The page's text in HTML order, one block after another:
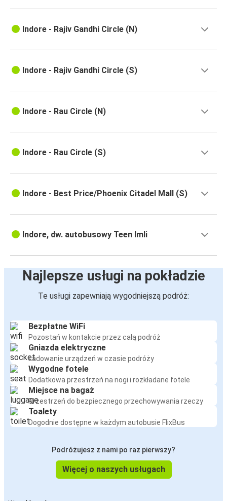
Indore - Rajiv Gandhi Circle (N)
Indore - Rajiv Gandhi Circle (S)
Indore - Rau Circle (N)
Indore - Rau Circle (S)
Indore - Best Price/Phoenix Citadel Mall (S)
Indore, dw. autobusowy Teen Imli
Najlepsze usługi na pokładzie
Te usługi zapewniają wygodniejszą podróż:
Bezpłatne WiFi
Pozostań w kontakcie przez całą podróż
Gniazda elektryczne
Ładowanie urządzeń w czasie podróży
Wygodne fotele
Dodatkowa przestrzeń na nogi i rozkładane fotele
Miejsce na bagaż
Przestrzeń do bezpiecznego przechowywania rzeczy
Toalety
Dogodnie dostępne w każdym autobusie FlixBus
Podróżujesz z nami po raz pierwszy?
Więcej o naszych usługach